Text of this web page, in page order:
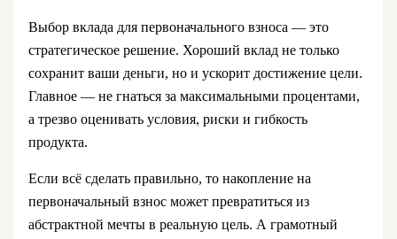
Выбор вклада для первоначального взноса — это
стратегическое решение. Хороший вклад не только
сохранит ваши деньги, но и ускорит достижение цели.
Главное — не гнаться за максимальными процентами,
а трезво оценивать условия, риски и гибкость
продукта.
Если всё сделать правильно, то накопление на
первоначальный взнос может превратиться из
абстрактной мечты в реальную цель. А грамотный